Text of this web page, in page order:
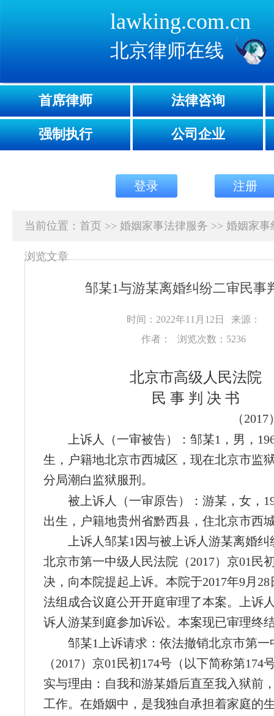
lawking.com.cn
北京律师在线
首席律师 法律咨询
强制执行 公司企业
登录 注册
当前位置： 首页 >> 婚姻家事法律服务 >> 婚姻家事
浏览文章
邹某1与游某离婚纠纷二审民事
时间：2022年11月12日
来源：
作者：
浏览次数：5236
北京市高级人民法院
民 事 判 决 书
（
上诉人（一审被告）：邹某1，男，
生，户籍地北京市西城区，现在北京市监
分局潮白监狱服刑。
被上诉人（一审原告）：游某，女，
出生，户籍地贵州省黔西县，住北京市西
上诉人邹某1因与被上诉人游某离婚
北京市第一中级人民法院（2017）京01民
决，向本院提起上诉。本院于2017年9月
法组成合议庭公开开庭审理了本案。上诉
诉人游某到庭参加诉讼。本案现已审理终
邹某1上诉请求：依法撤销北京市第一
（2017）京01民初174号（以下简称第174
实与理由：自我和游某婚后直至我入狱前
工作。在婚姻中，是我独自承担着家庭的